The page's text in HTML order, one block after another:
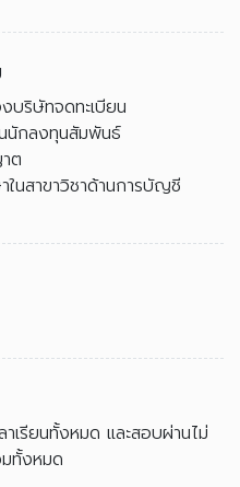
บริษัทจดทะเบียน
นักลงทุนสัมพันธ์
ต
นสาขาวิชาด้านการบัญชี
เรียนทั้งหมด และสอบผ่านไม่
ทั้งหมด